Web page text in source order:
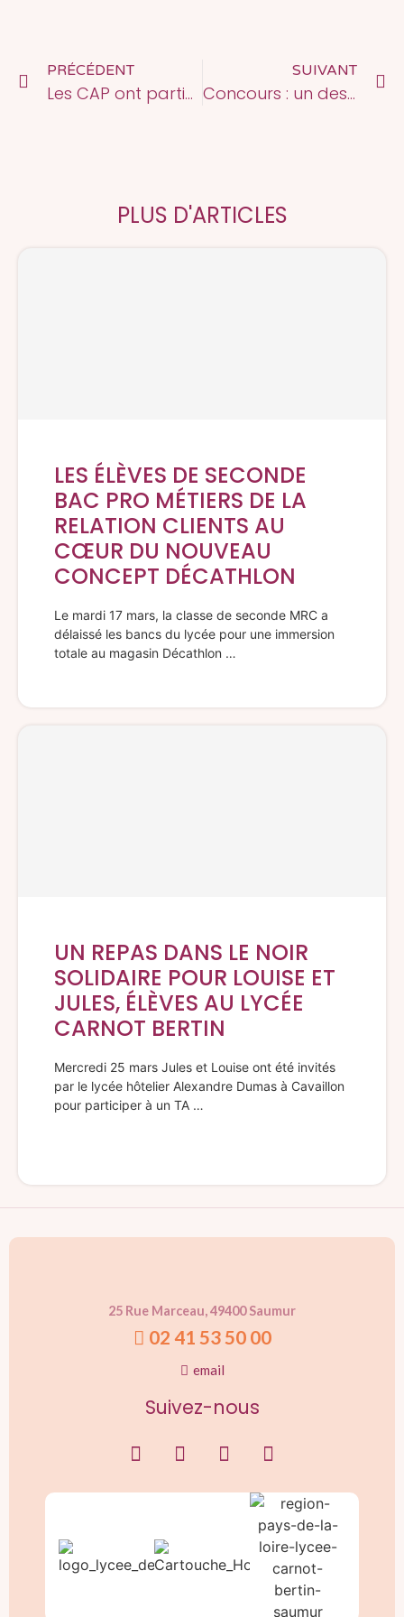
PRÉCÉDENT
Les CAP ont participé au parcours cœur !
SUIVANT
Concours : un des Meilleurs Apprentis de France menuiserie 2022
PLUS D'ARTICLES
LES ÉLÈVES DE SECONDE
BAC PRO MÉTIERS DE LA
RELATION CLIENTS AU
CŒUR DU NOUVEAU
CONCEPT DÉCATHLON
Le mardi 17 mars, la classe de seconde MRC a
délaissé les bancs du lycée pour une immersion
totale au magasin Décathlon …
UN REPAS DANS LE NOIR
SOLIDAIRE POUR LOUISE ET
JULES, ÉLÈVES AU LYCÉE
CARNOT BERTIN
Mercredi 25 mars Jules et Louise ont été invités
par le lycée hôtelier Alexandre Dumas à Cavaillon
pour participer à un TA …
25 Rue Marceau, 49400 Saumur
02 41 53 50 00
email
Suivez-nous